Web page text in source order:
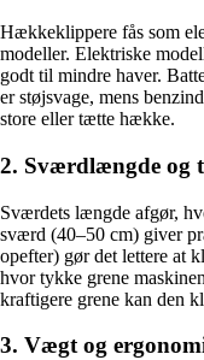
Hækkeklippere fås som
modeller. Elektriske
godt til mindre haver.
er støjsvage, mens
store eller tætte hække.
2. Sværdlængde og
Sværdets længde afgør,
sværd (40–50 cm) giver
opefter) gør det lettere at
hvor tykke grene
kraftigere grene kan den
3. Vægt og